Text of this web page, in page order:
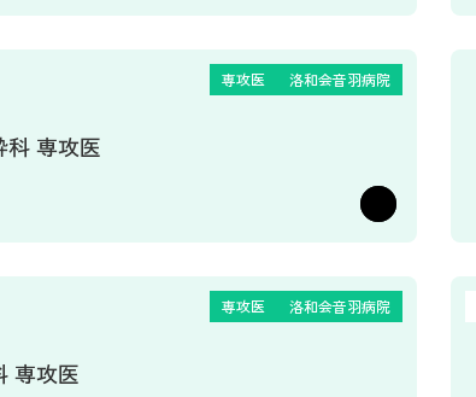
専攻医 洛和会音羽病院
科 専攻医
専攻医 洛和会音羽病院
専攻医